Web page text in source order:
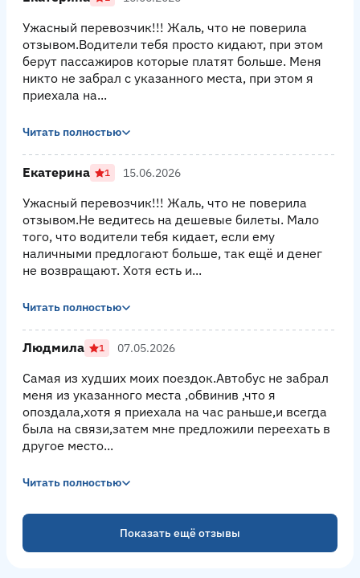
Ужасный перевозчик!!! Жаль, что не поверила
отзывом.Водители тебя просто кидают, при этом
берут пассажиров которые платят больше. Меня
никто не забрал с указанного места, при этом я
приехала на...
Читать полностью
Екатерина 1 15.06.2026
Ужасный перевозчик!!! Жаль, что не поверила
отзывом.Не ведитесь на дешевые билеты. Мало
того, что водители тебя кидает, если ему
наличными предлогают больше, так ещё и денег
не возвращают. Хотя есть и...
Читать полностью
Людмила 1 07.05.2026
Самая из худших моих поездок.Автобус не забрал
меня из указанного места ,обвинив ,что я
опоздала,хотя я приехала на час раньше,и всегда
была на связи,затем мне предложили переехать в
другое место...
Читать полностью
Показать ещё отзывы